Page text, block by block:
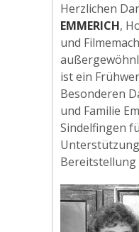
Herzlichen
EMMERICH,
und
ist ein
Besonderen
und Familie
Sindelfingen
Bereitstellung